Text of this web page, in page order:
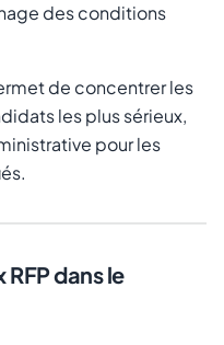
des conditions
de concentrer les
les plus sérieux,
pour les
dans le